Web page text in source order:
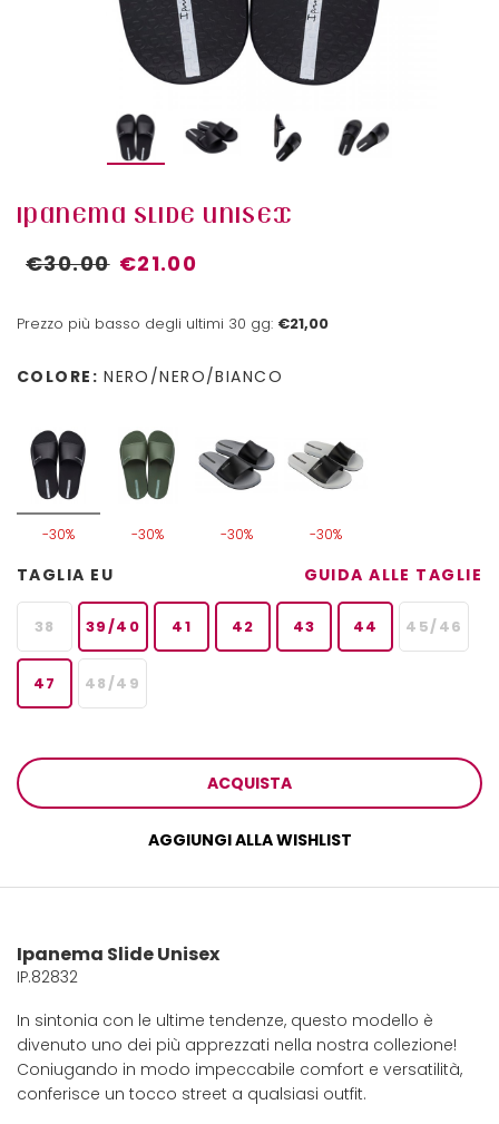
IPANEMA SLIDE UNISEX
€30.00 €21.00
Prezzo più basso degli ultimi 30 gg: €21,00
COLORE: NERO/NERO/BIANCO
-30% -30% -30% -30%
TAGLIA EU GUIDA ALLE TAGLIE
38 39/40 41 42 43 44 45/46
47 48/49
ACQUISTA
AGGIUNGI ALLA WISHLIST
Ipanema Slide Unisex
IP.82832
In sintonia con le ultime tendenze, questo modello è
divenuto uno dei più apprezzati nella nostra collezione!
Coniugando in modo impeccabile comfort e versatilità,
conferisce un tocco street a qualsiasi outfit.